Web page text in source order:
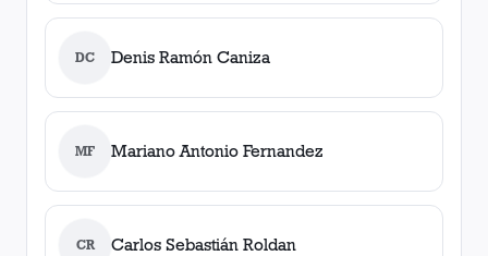
DC Denis Ramón Caniza
MF Mariano Antonio Fernandez
CR Carlos Sebastián Roldan